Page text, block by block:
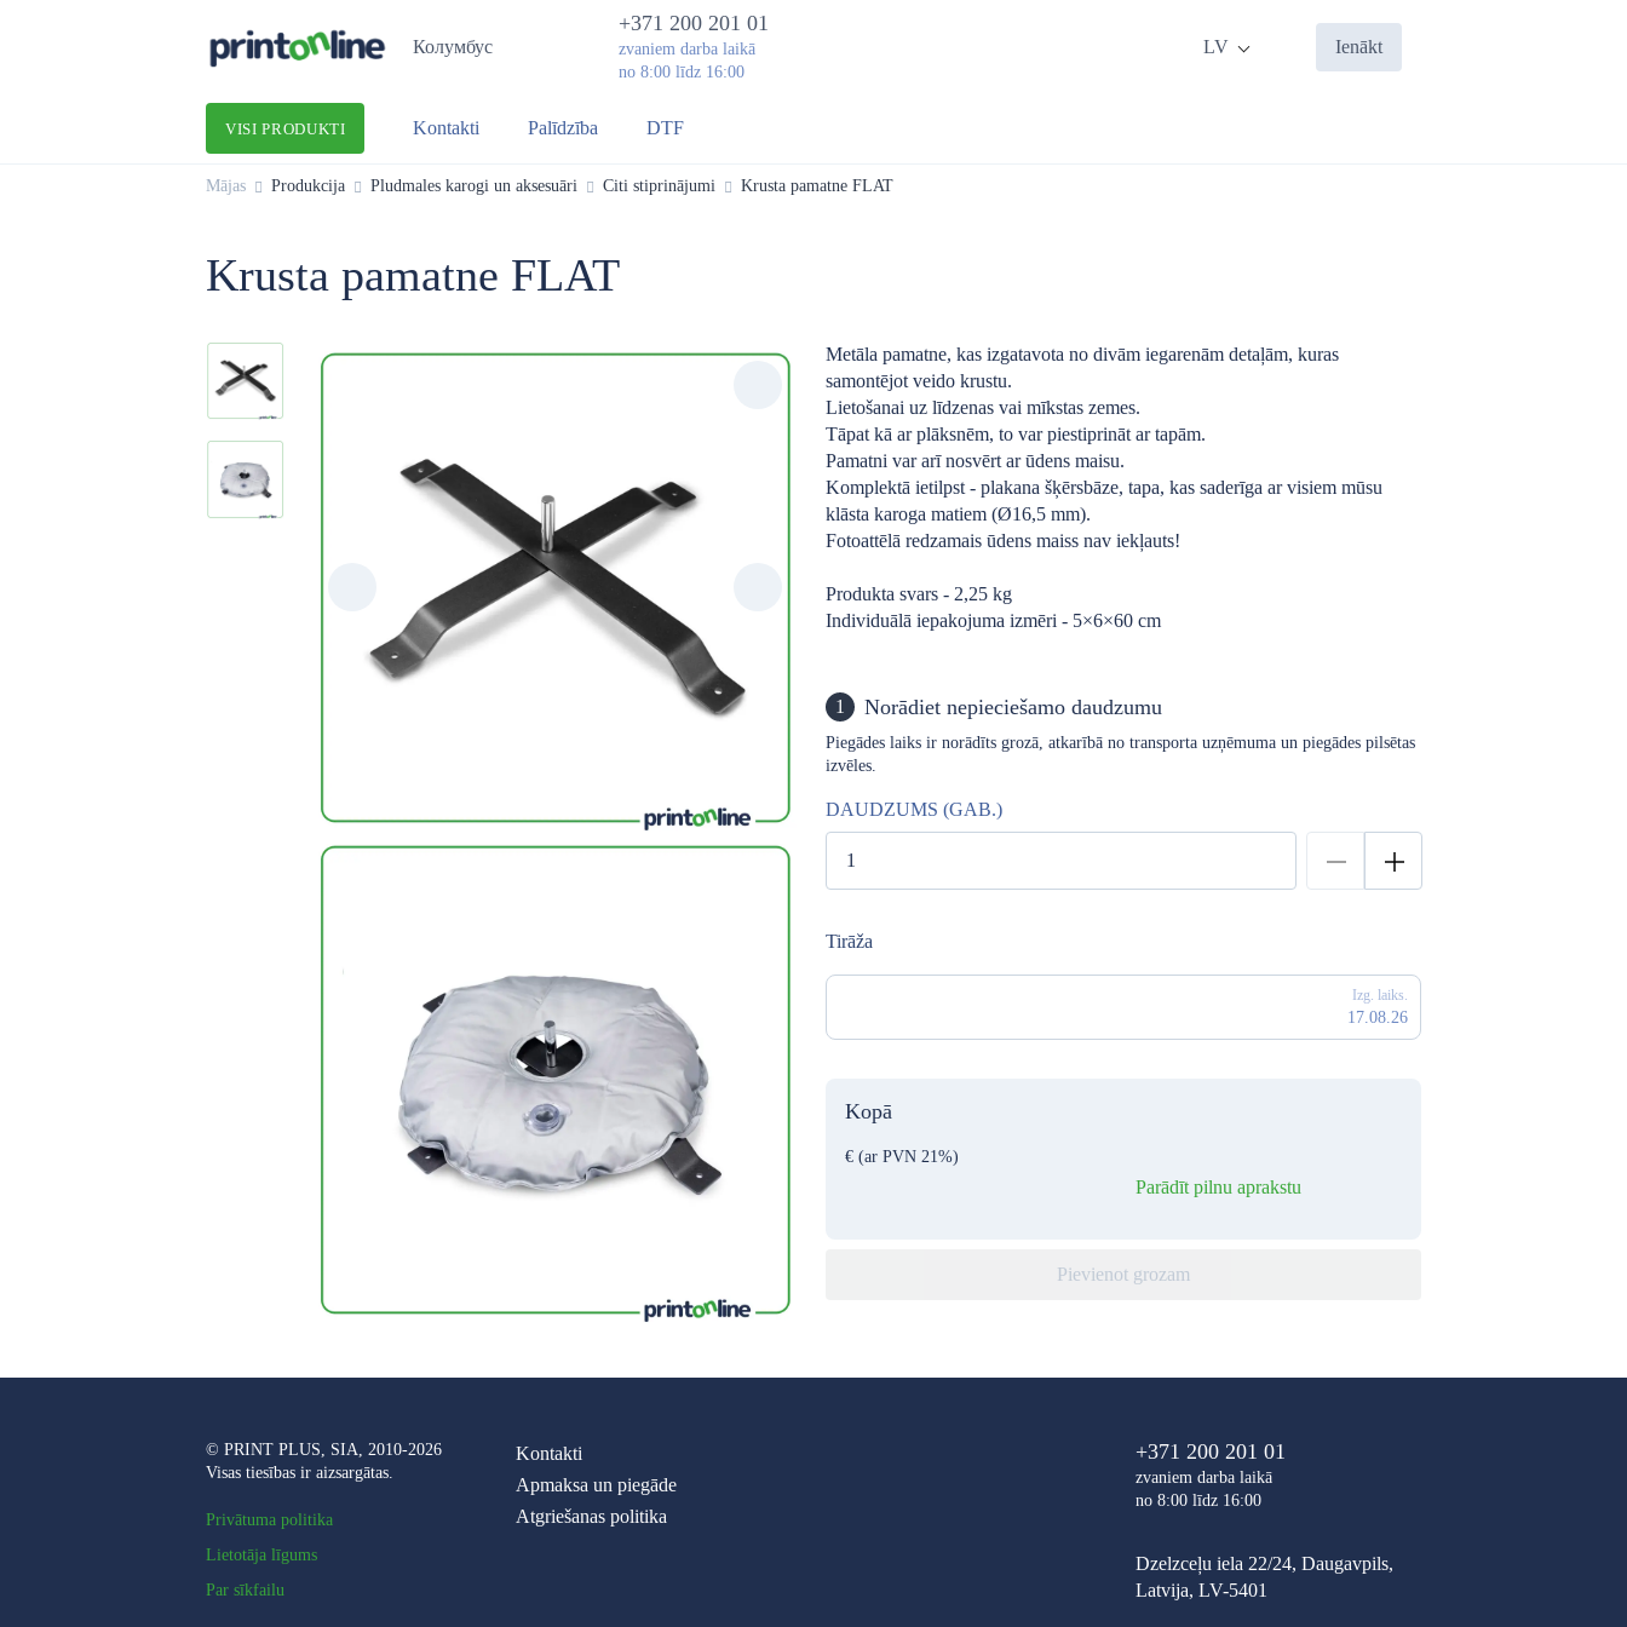
Колумбус
+371 200 201 01
zvaniem darba laikā
no 8:00 līdz 16:00
LV Ienākt
VISI PRODUKTI Kontakti Palīdzība DTF
Mājas Produkcija Pludmales karogi un aksesuāri Citi stiprinājumi Krusta pamatne FLAT
Krusta pamatne FLAT
Metāla pamatne, kas izgatavota no divām iegarenām detaļām, kuras
samontējot veido krustu.
Lietošanai uz līdzenas vai mīkstas zemes.
Tāpat kā ar plāksnēm, to var piestiprināt ar tapām.
Pamatni var arī nosvērt ar ūdens maisu.
Komplektā ietilpst - plakana šķērsbāze, tapa, kas saderīga ar visiem mūsu
klāsta karoga matiem (Ø16,5 mm).
Fotoattēlā redzamais ūdens maiss nav iekļauts!
Produkta svars - 2,25 kg
Individuālā iepakojuma izmēri - 5×6×60 cm
1 Norādiet nepieciešamo daudzumu
Piegādes laiks ir norādīts grozā, atkarībā no transporta uzņēmuma un piegādes pilsētas
izvēles.
DAUDZUMS (GAB.)
Tirāža
Izg. laiks.
17.08.26
Kopā
€ (ar PVN 21%)
Parādīt pilnu aprakstu
Pievienot grozam
© PRINT PLUS, SIA, 2010-2026
Visas tiesības ir aizsargātas.
Privātuma politika
Lietotāja līgums
Par sīkfailu
Kontakti
Apmaksa un piegāde
Atgriešanas politika
+371 200 201 01
zvaniem darba laikā
no 8:00 līdz 16:00
Dzelzceļu iela 22/24, Daugavpils,
Latvija, LV-5401